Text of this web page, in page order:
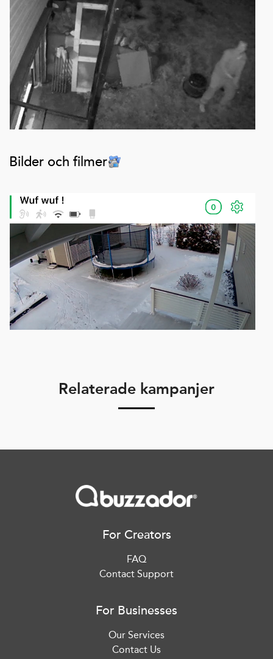
Bilder och filmer
Relaterade kampanjer
For Creators
FAQ
Contact Support
For Businesses
Our Services
Contact Us